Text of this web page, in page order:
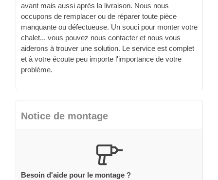
avant mais aussi après la livraison. Nous nous
occupons de remplacer ou de réparer toute pièce
manquante ou défectueuse. Un souci pour monter votre
chalet... vous pouvez nous contacter et nous vous
aiderons à trouver une solution. Le service est complet
et à votre écoute peu importe l'importance de votre
problème.
Notice de montage
Besoin d'aide pour le montage ?